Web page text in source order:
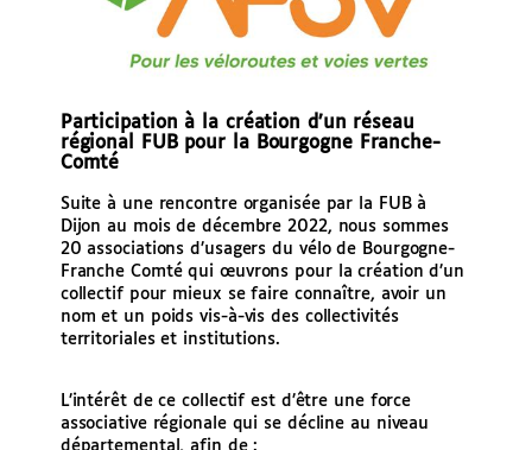
Participation à la création d’un réseau
régional FUB pour la Bourgogne Franche-
Comté
Suite à une rencontre organisée par la FUB à
Dijon au mois de décembre 2022, nous sommes
20 associations d’usagers du vélo de Bourgogne-
Franche Comté qui œuvrons pour la création d’un
collectif pour mieux se faire connaître, avoir un
nom et un poids vis-à-vis des collectivités
territoriales et institutions.
L’intérêt de ce collectif est d’être une force
associative régionale qui se décline au niveau
départemental, afin de :